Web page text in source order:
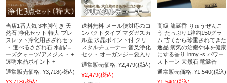
当店1番人気 3本脚付き 天
然石 浄化セット 特大 ブレ
スレット浄化用さざれセッ
ト 選べるさざれ石 水晶/ロ
ーズクォーツ/アメジスト +
透明水晶ポイント +
通常販売価格: ¥3,718(税込)
送料無料 メール便対応のコ
ンパクトタイプ マダガスカ
ル産 水晶ポイント付 クリ
スタルチューナー 音叉浄化
セット オーガンジー袋入り
通常販売価格: ¥2,479(税込)
¥2,479(税込)
高級 龍涎香 りゅうぜんこ
う たっぷり1箱約150グラ
ム 古くから珍重されてきた
逸品 病気の治癒や体を健康
にする香り inmy -s パワー
ストーン 天然石 竜涎香
通常販売価格: ¥1,540(税込)